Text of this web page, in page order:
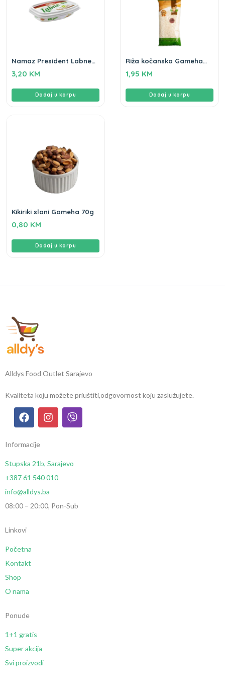
Namaz President Labne
3,20 KM
Dodaj u korpu
Riža kočanska Gameha
1,95 KM
Dodaj u korpu
Kikiriki slani Gameha 70g
0,80 KM
Dodaj u korpu
Alldys Food Outlet Sarajevo
Kvaliteta koju možete priuštiti,odgovornost koju zaslužujete.
Informacije
Stupska 21b, Sarajevo
+387 61 540 010
info@alldys.ba
08:00 – 20:00, Pon-Sub
Linkovi
Početna
Kontakt
Shop
O nama
Ponude
1+1 gratis
Super akcija
Svi proizvodi